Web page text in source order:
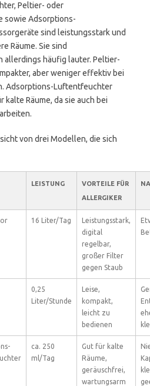
Peltier- oder
sowie Adsorptions-
sind leistungsstark und
Räume. Sie sind
häufig lauter. Peltier-
aber weniger effektiv bei
Adsorptions-Luftentfeuchter
Räume, da sie auch bei
von drei Modellen, die sich
LEISTUNG
VORTEILE FÜR
ALLERGIKER
16 Liter/Tag
Leistungsstark,
digital
regelbar,
großer Filter
gegen Staub
0,25
Liter/Stunde
Leise,
kompakt,
leicht zu
bedienen
ca. 250
ml/Tag
Gut für kalte
Räume,
geräuschfrei,
wartungsarm